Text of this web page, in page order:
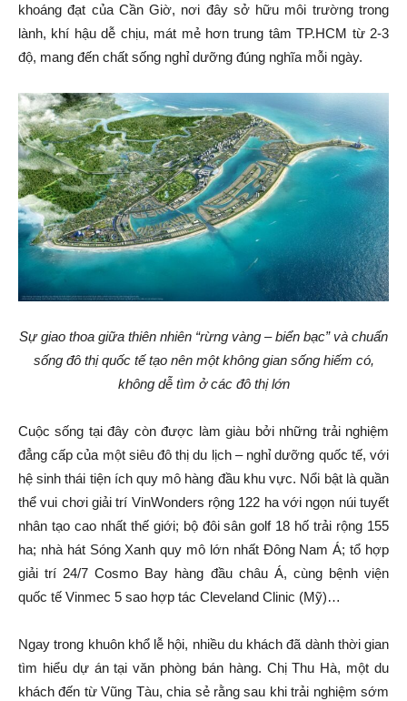
khoáng đạt của Cần Giờ, nơi đây sở hữu môi trường trong
lành, khí hậu dễ chịu, mát mẻ hơn trung tâm TP.HCM từ 2-3
độ, mang đến chất sống nghỉ dưỡng đúng nghĩa mỗi ngày.
Sự giao thoa giữa thiên nhiên “rừng vàng – biển bạc” và chuẩn
sống đô thị quốc tế tạo nên một không gian sống hiếm có,
không dễ tìm ở các đô thị lớn
Cuộc sống tại đây còn được làm giàu bởi những trải nghiệm
đẳng cấp của một siêu đô thị du lịch – nghỉ dưỡng quốc tế, với
hệ sinh thái tiện ích quy mô hàng đầu khu vực. Nổi bật là quần
thể vui chơi giải trí VinWonders rộng 122 ha với ngọn núi tuyết
nhân tạo cao nhất thế giới; bộ đôi sân golf 18 hố trải rộng 155
ha; nhà hát Sóng Xanh quy mô lớn nhất Đông Nam Á; tổ hợp
giải trí 24/7 Cosmo Bay hàng đầu châu Á, cùng bệnh viện
quốc tế Vinmec 5 sao hợp tác Cleveland Clinic (Mỹ)…
Ngay trong khuôn khổ lễ hội, nhiều du khách đã dành thời gian
tìm hiểu dự án tại văn phòng bán hàng. Chị Thu Hà, một du
khách đến từ Vũng Tàu, chia sẻ rằng sau khi trải nghiệm sớm